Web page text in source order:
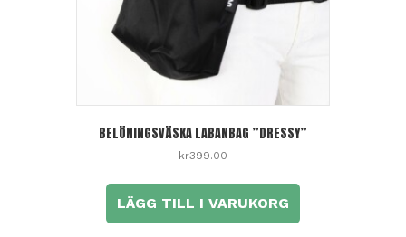
BELÖNINGSVÄSKA LABANBAG ”DRESSY”
kr399.00
LÄGG TILL I VARUKORG